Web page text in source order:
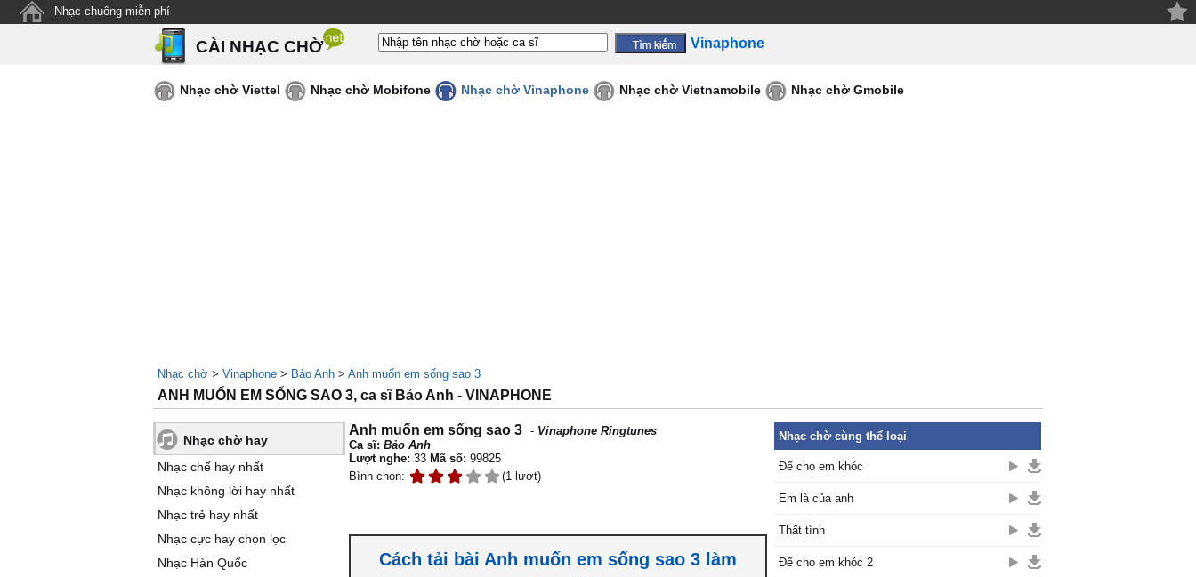
Nhạc chuông miễn phí
CÀI NHẠC CHỜ Vinaphone
Nhạc chờ Viettel Nhạc chờ Mobifone Nhạc chờ Vinaphone Nhạc chờ Vietnamobile Nhạc chờ Gmobile
Nhạc chờ > Vinaphone > Bảo Anh > Anh muốn em sống sao 3
ANH MUỐN EM SỐNG SAO 3, ca sĩ Bảo Anh - VINAPHONE
Nhạc chờ hay
Nhạc chế hay nhất
Nhạc không lời hay nhất
Nhạc trẻ hay nhất
Nhạc cực hay chọn lọc
Nhạc Hàn Quốc
Anh muốn em sống sao 3 - Vinaphone Ringtunes
Ca sĩ: Bảo Anh
Lượt nghe: 33 Mã số: 99825
Bình chọn:
(1 lượt)
Cách tải bài Anh muốn em sống sao 3 làm
Nhạc chờ cùng thể loại
Để cho em khóc
Em là của anh
Thất tình
Để cho em khóc 2